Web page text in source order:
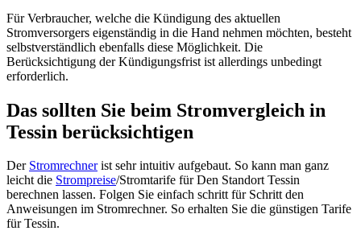
Für Verbraucher, welche die Kündigung des aktuellen
Stromversorgers eigenständig in die Hand nehmen möchten, besteht
selbstverständlich ebenfalls diese Möglichkeit. Die
Berücksichtigung der Kündigungsfrist ist allerdings unbedingt
erforderlich.
Das sollten Sie beim Stromvergleich in
Tessin berücksichtigen
Der Stromrechnerist sehr intuitiv aufgebaut. So kann man ganz
leicht die Strompreise/Stromtarife für Den Standort Tessin
berechnen lassen. Folgen Sie einfach schritt für Schritt den
Anweisungen im Stromrechner. So erhalten Sie die günstigen Tarife
für Tessin.